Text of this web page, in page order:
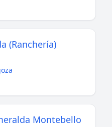
(Ranchería)
Montebello